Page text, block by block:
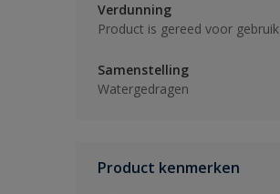
Verdunning
Product is gereed voor gebruik
Samenstelling
Watergedragen
Product kenmerken